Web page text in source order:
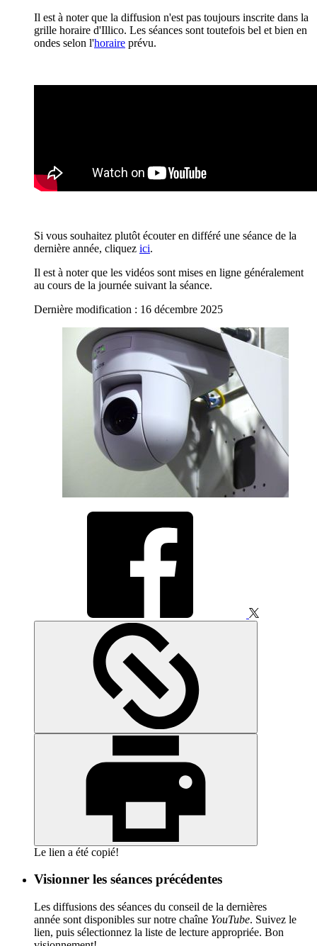
Il est à noter que la diffusion n'est pas toujours inscrite dans la
grille horaire d'Illico. Les séances sont toutefois bel et bien en
ondes selon l'horaire prévu.
Si vous souhaitez plutôt écouter en différé une séance de la
dernière année, cliquez ici.
Il est à noter que les vidéos sont mises en ligne généralement
au cours de la journée suivant la séance.
Dernière modification : 16 décembre 2025
Le lien a été copié!
Visionner les séances précédentes
Les diffusions des séances du conseil de la dernières
année sont disponibles sur notre chaîne YouTube. Suivez le
lien, puis sélectionnez la liste de lecture appropriée. Bon